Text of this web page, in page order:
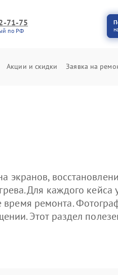
71-75
по РФ
Акции и скидки Заявка на
Для каждого кейса
ремонта.
Этот раздел